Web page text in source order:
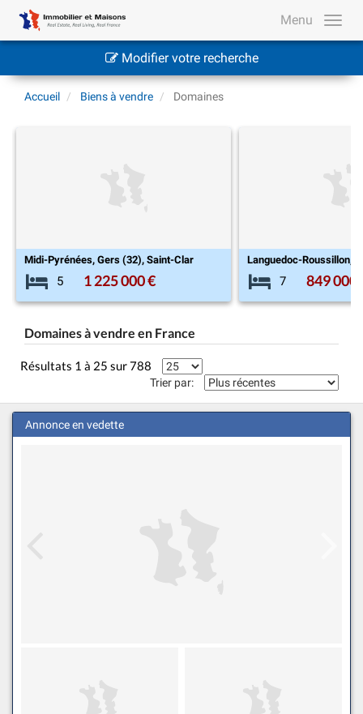
Menu
Modifier votre recherche
Accueil Biens à vendre Domaines
849 000 €
Centre-Val de
12 945
Domaines à vendre en France
Résultats 1 à 25 sur 788
Trier par:
Annonce en vedette